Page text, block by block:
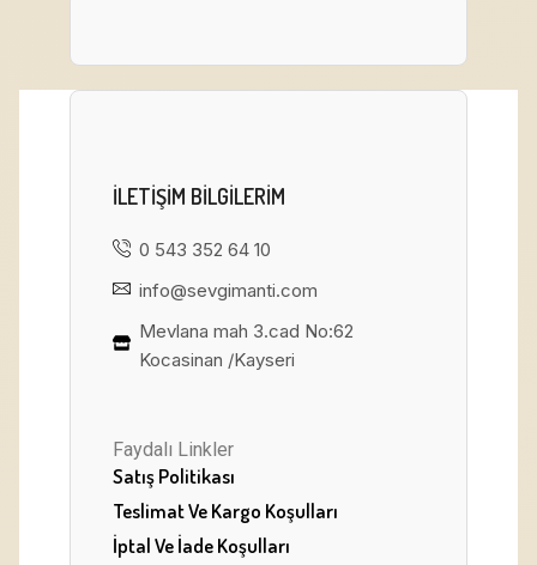
ILETIŞIM BILGILERIM
0 543 352 64 10
info@sevgimanti.com
Mevlana mah 3.cad No:62
Kocasinan /Kayseri
Faydalı Linkler
Satış Politikası
Teslimat Ve Kargo Koşulları
İptal Ve İade Koşulları